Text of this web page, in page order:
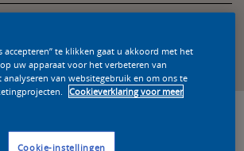
Zoek een product in deze kleur
accepteren” te klikken gaat u akkoord met het
uw apparaat voor het verbeteren van
van websitegebruik en om ons te
Cookieverklaring voor meer
Cookie-instellingen